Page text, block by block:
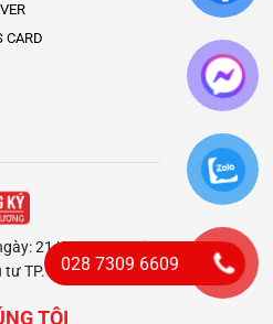
CARD
21/02/2018 Nơi
tư TP. HCM
TÔI
028 7309 6609